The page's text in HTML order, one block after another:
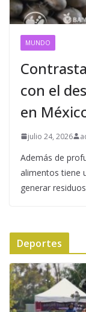
MUNDO
con el
en
julio 24, 2026
Además de
alimentos tiene
generar
Deportes